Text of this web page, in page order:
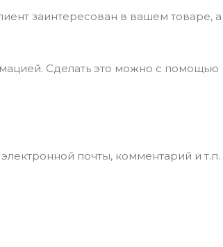
заинтересован в вашем товаре, а
Сделать это можно с помощью
почты, комментарий и т.п.